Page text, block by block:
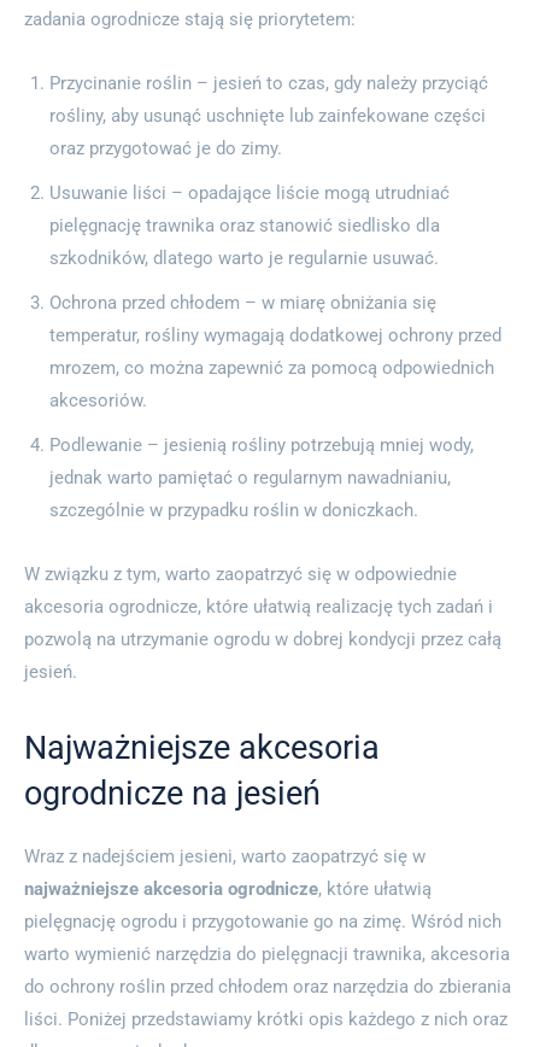
zadania ogrodnicze stają się priorytetem:
Przycinanie roślin – jesień to czas, gdy należy przyciąć
rośliny, aby usunąć uschnięte lub zainfekowane części
oraz przygotować je do zimy.
Usuwanie liści – opadające liście mogą utrudniać
pielęgnację trawnika oraz stanowić siedlisko dla
szkodników, dlatego warto je regularnie usuwać.
Ochrona przed chłodem – w miarę obniżania się
temperatur, rośliny wymagają dodatkowej ochrony przed
mrozem, co można zapewnić za pomocą odpowiednich
akcesoriów.
Podlewanie – jesienią rośliny potrzebują mniej wody,
jednak warto pamiętać o regularnym nawadnianiu,
szczególnie w przypadku roślin w doniczkach.
W związku z tym, warto zaopatrzyć się w odpowiednie
akcesoria ogrodnicze, które ułatwią realizację tych zadań i
pozwolą na utrzymanie ogrodu w dobrej kondycji przez całą
jesień.
Najważniejsze akcesoria
ogrodnicze na jesień
Wraz z nadejściem jesieni, warto zaopatrzyć się w
najważniejsze akcesoria ogrodnicze, które ułatwią
pielęgnację ogrodu i przygotowanie go na zimę. Wśród nich
warto wymienić narzędzia do pielęgnacji trawnika, akcesoria
do ochrony roślin przed chłodem oraz narzędzia do zbierania
liści. Poniżej przedstawiamy krótki opis każdego z nich oraz